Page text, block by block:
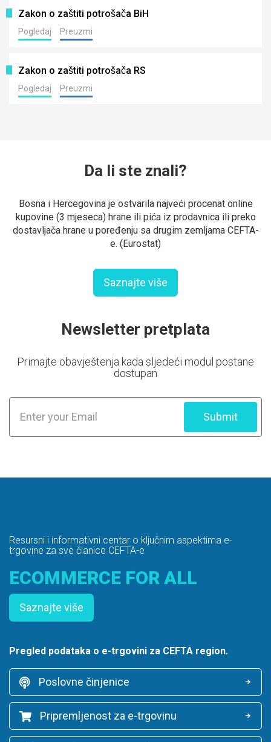
Zakon o zaštiti potrošača BiH
Pogledaj Preuzmi
Zakon o zaštiti potrošača RS
Pogledaj Preuzmi
Da li ste znali?
Bosna i Hercegovina je ostvarila najveći procenat online
kupovine (3 mjeseca) hrane ili pića iz prodavnica ili preko
dostavljača hrane u poređenju sa drugim zemljama CEFTA-
e. (Eurostat)
Saznajte više
Newsletter pretplata
Primajte obavještenja kada sljedeći modul postane
dostupan
Submit
Resursni i informativni centar o ključnim aspektima e-
trgovine za sve članice CEFTA-e
ECOMMERCE FOR ALL
Saznajte više
Pregled podataka o e-trgovini za CEFTA region.
Poslovne činjenice
Pripremljenost za e-trgovinu